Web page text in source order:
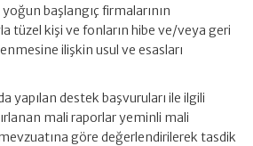
başlangıç firmalarının
tüzel kişi ve fonların hibe ve/veya geri
ilişkin usul ve esasları
yapılan destek başvuruları ile ilgili
mali raporlar yeminli mali
göre değerlendirilerek tasdik